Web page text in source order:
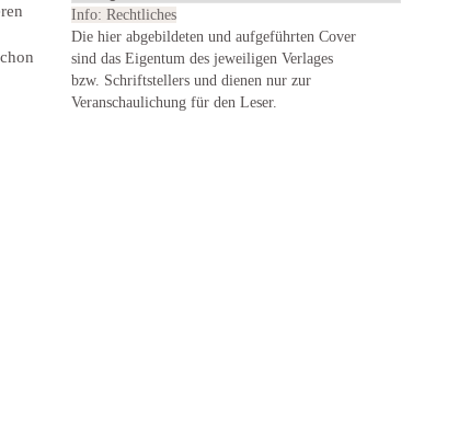
Info: Rechtliches
Die hier abgebildeten und aufgeführten Cover
sind das Eigentum des jeweiligen Verlages
bzw. Schriftstellers und dienen nur zur
Veranschaulichung für den Leser.